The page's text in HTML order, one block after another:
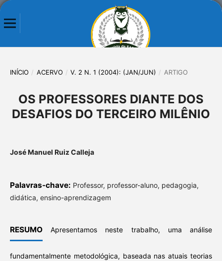
INÍCIO / ACERVO / V. 2 N. 1 (2004): (JAN/JUN) / ARTIGO
OS PROFESSORES DIANTE DOS
DESAFIOS DO TERCEIRO MILÊNIO
José Manuel Ruiz Calleja
Palavras-chave: Professor, professor-aluno, pedagogia,
didática, ensino-aprendizagem
RESUMOApresentamos neste trabalho, uma análise
fundamentalmente metodológica, baseada nas atuais teorias